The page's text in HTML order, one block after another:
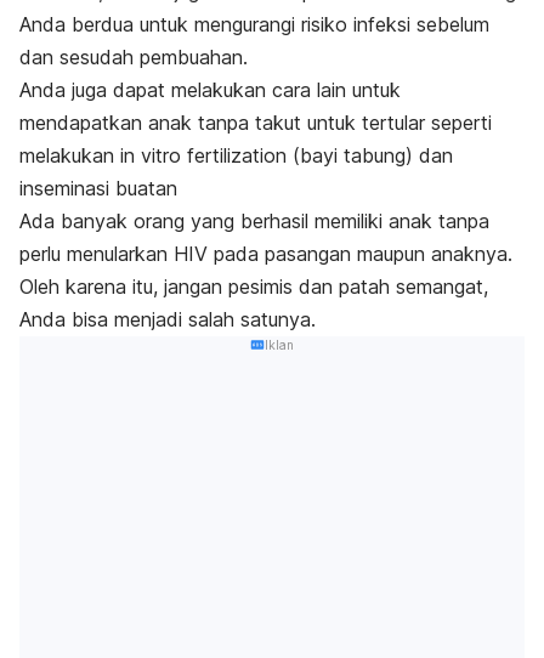
Anda berdua untuk mengurangi risiko infeksi sebelum
dan sesudah pembuahan.
Anda juga dapat melakukan cara lain untuk
mendapatkan anak tanpa takut untuk tertular seperti
melakukan in vitro fertilization (bayi tabung) dan
inseminasi buatan
Ada banyak orang yang berhasil memiliki anak tanpa
perlu menularkan HIV pada pasangan maupun anaknya.
Oleh karena itu, jangan pesimis dan patah semangat,
Anda bisa menjadi salah satunya.
Iklan